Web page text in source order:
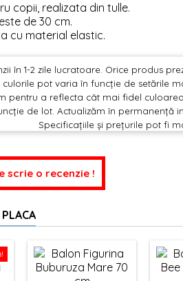
copii, realizata din tulle.
de 30 cm.
cu material elastic.
în 1-2 zile lucratoare. Orice produs
pot varia în funcție de setările
pentru a reflecta cât mai fidel
de lot. Actualizăm în
Specificațiile și prețurile pot fi
scrie o recenzie !